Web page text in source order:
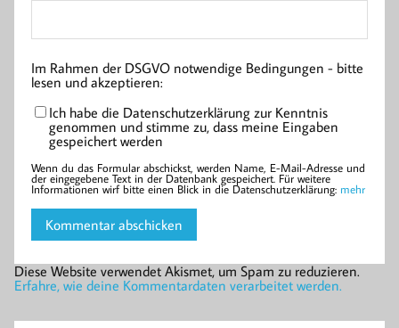
Im Rahmen der DSGVO notwendige Bedingungen - bitte
lesen und akzeptieren:
Ich habe die Datenschutzerklärung zur Kenntnis
genommen und stimme zu, dass meine Eingaben
gespeichert werden
Wenn du das Formular abschickst, werden Name, E-Mail-Adresse und
der eingegebene Text in der Datenbank gespeichert. Für weitere
Informationen wirf bitte einen Blick in die Datenschutzerklärung: mehr
Diese Website verwendet Akismet, um Spam zu reduzieren.
Erfahre, wie deine Kommentardaten verarbeitet werden.